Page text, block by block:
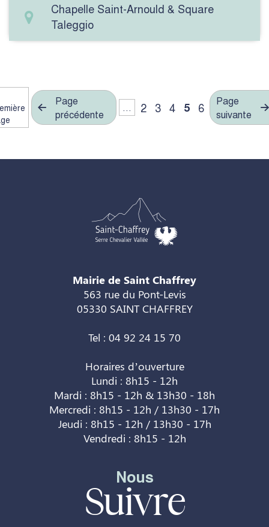
Chapelle Saint-Arnould & Square
Taleggio
Page
précédente
… 2 3 4 5 6
Page
suivante
Mairie de Saint Chaffrey
563 rue du Pont-Levis
05330 SAINT CHAFFREY
Tel : 04 92 24 15 70
Horaires d’ouverture
Lundi : 8h15 - 12h
Mardi : 8h15 - 12h & 13h30 - 18h
Mercredi : 8h15 - 12h / 13h30 - 17h
Jeudi : 8h15 - 12h / 13h30 - 17h
Vendredi : 8h15 - 12h
Nous
Suivre